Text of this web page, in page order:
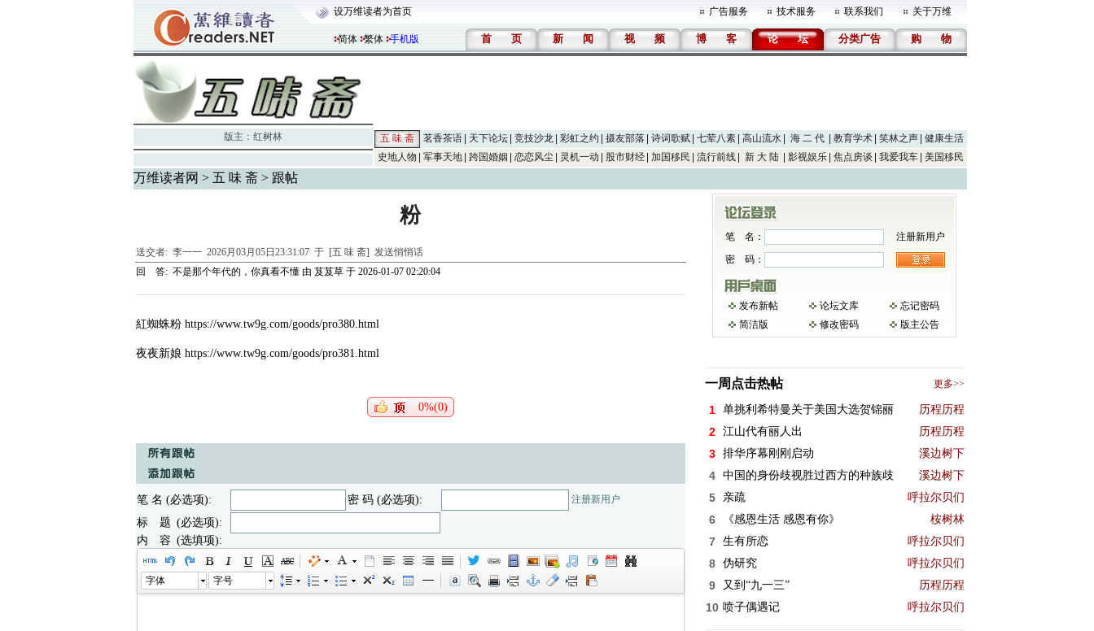
设万维读者为首页 广告服务 技术服务 联系我们 关于万维
简体 繁体 手机版 首 页 新 闻 视 频 博 客 论 坛 分类广告 购 物
版主： 红树林 五 味 斋 茗香茶语 天下论坛 竞技沙龙 彩虹之约 摄友部落 诗词歌赋 七荤八素 高山流水 海 二 代 教育学术 笑林之声
健康生活
史地人物
军事天地 跨国婚姻 恋恋风尘 灵机一动 股市财经 加国移民 流行前线 新 大 陆 影视娱乐 焦点房谈 我爱我车 美国移民
万维读者网 > 五 味 斋> 跟帖
粉
送交者: 李一一2026月03月05日23:31:07 于 [五 味 斋] 发送悄悄话
回 答: 不是那个年代的，你真看不懂由 芨芨草于 2026-01-07 02:20:04
紅蜘蛛粉 https://www.tw9g.com/goods/pro380.html
夜夜新娘 https://www.tw9g.com/goods/pro381.html
0%(0)
笔 名 (必选项): 密 码 (必选项): 注册新用户
标 题 (必选项):
内 容 (选填项):
字体 字号
笔 名：
注册新用户
密 码：
发布新帖 论坛文库
忘记密码
简洁版
修改密码 版主公告
一周点击热帖 更多>>
1 单挑利希特曼关于美国大选贺锦丽 历程历程
2 江山代有丽人出 历程历程
3 排华序幕刚刚启动 溪边树下
4 中国的身份歧视胜过西方的种族歧 溪边树下
5 亲疏 呼拉尔贝们
6 《感恩生活 感恩有你》 桉树林
7 生有所恋 呼拉尔贝们
8 伪研究 呼拉尔贝们
9 又到“九一三” 历程历程
10 喷子偶遇记 呼拉尔贝们